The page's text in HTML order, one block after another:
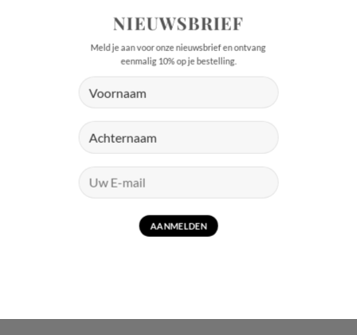
NIEUWSBRIEF
Meld je aan voor onze nieuwsbrief en ontvang
eenmalig 10% op je bestelling.